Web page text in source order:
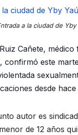
a la ciudad de Yby
Cañete, médico
confirmó este
desde hace
autor es
de 12 años